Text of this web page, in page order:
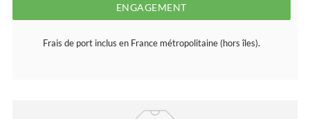
ENGAGEMENT
Frais de port inclus en France métropolitaine (hors îles).